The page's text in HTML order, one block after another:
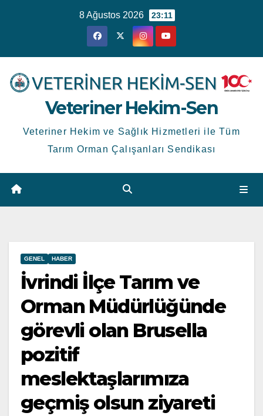
8 Ağustos 2026 23:11
Veteriner Hekim-Sen
Veteriner Hekim ve Sağlık Hizmetleri ile Tüm
Tarım Orman Çalışanları Sendikası
GENEL HABER
İvrindi İlçe Tarım ve
Orman Müdürlüğünde
görevli olan Brusella
pozitif
meslektaşlarımıza
geçmiş olsun ziyareti